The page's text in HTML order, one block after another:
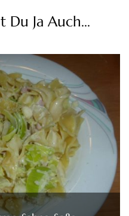
Ja Auch...